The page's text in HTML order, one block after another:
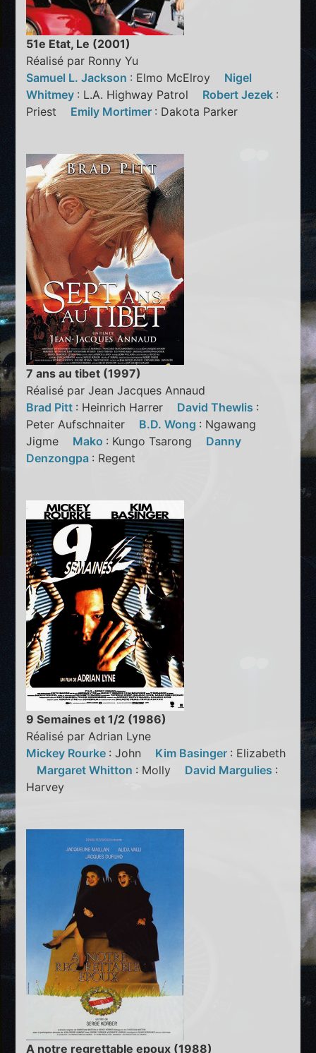
51e Etat, Le (2001)
Réalisé par Ronny Yu
Samuel L. Jackson : Elmo McElroy Nigel
Whitmey : L.A. Highway Patrol Robert Jezek :
Priest Emily Mortimer : Dakota Parker
7 ans au tibet (1997)
Réalisé par Jean Jacques Annaud
Brad Pitt : Heinrich Harrer David Thewlis :
Peter Aufschnaiter B.D. Wong : Ngawang
Jigme Mako : Kungo Tsarong Danny
Denzongpa : Regent
9 Semaines et 1/2 (1986)
Réalisé par Adrian Lyne
Mickey Rourke : John Kim Basinger : Elizabeth
Margaret Whitton : Molly David Margulies :
Harvey
A notre regrettable epoux (1988)